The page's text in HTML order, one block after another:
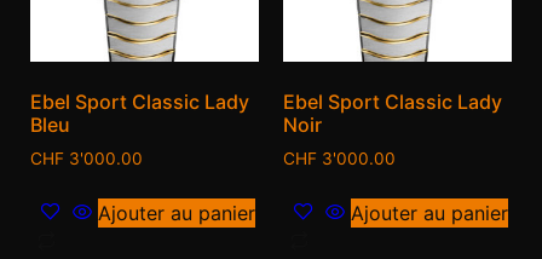
Ebel Sport Classic Lady
Bleu
CHF 3'000.00
Ajouter au panier
Ebel Sport Classic Lady
Noir
CHF 3'000.00
Ajouter au panier